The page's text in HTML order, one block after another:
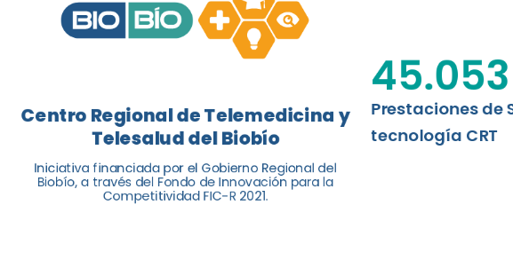
Centro Regional de Telemedicina y
Telesalud del Biobío
Iniciativa financiada por el Gobierno Regional del
Biobío, a través del Fondo de Innovación para la
Competitividad FIC-R 2021.
Prestaciones de
tecnología CRT
45.053